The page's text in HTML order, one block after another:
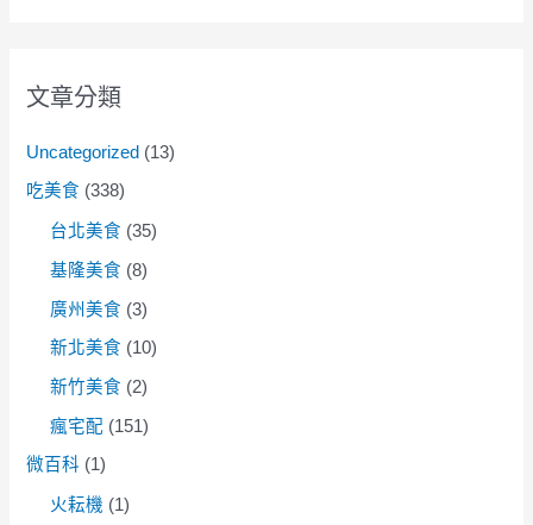
文章分類
Uncategorized (13)
吃美食 (338)
台北美食 (35)
基隆美食 (8)
廣州美食 (3)
新北美食 (10)
新竹美食 (2)
瘋宅配 (151)
微百科 (1)
火耘機 (1)